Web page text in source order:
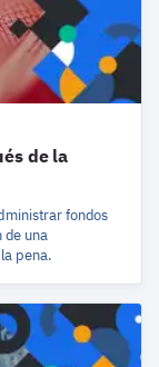
de la
fondos
de una
pena.